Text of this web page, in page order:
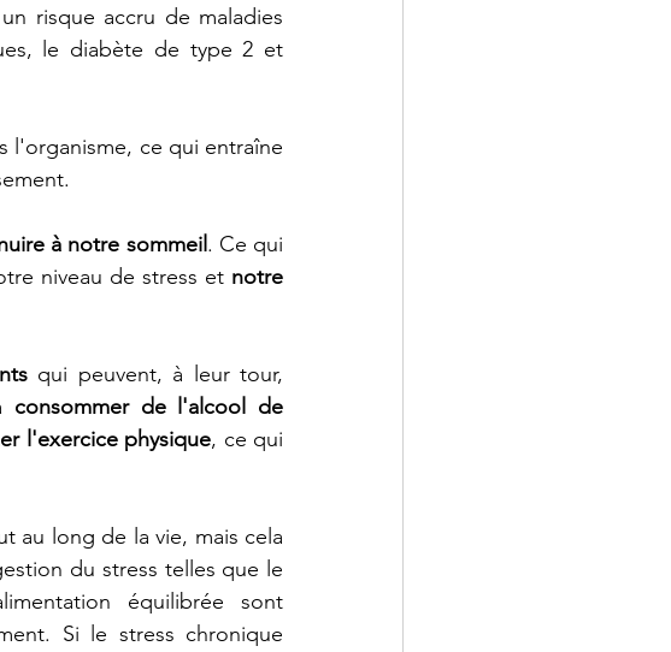
risque accru de maladies
le diabète de type 2 et
l'organisme, ce qui entraîne
à notre sommeil . Ce qui
niveau de stress et notre
qui peuvent, à leur tour,
consommer de l'alcool de
l'exercice physique, ce qui
au long de la vie, mais cela
du stress telles que le
équilibrée sont
Si le stress chronique